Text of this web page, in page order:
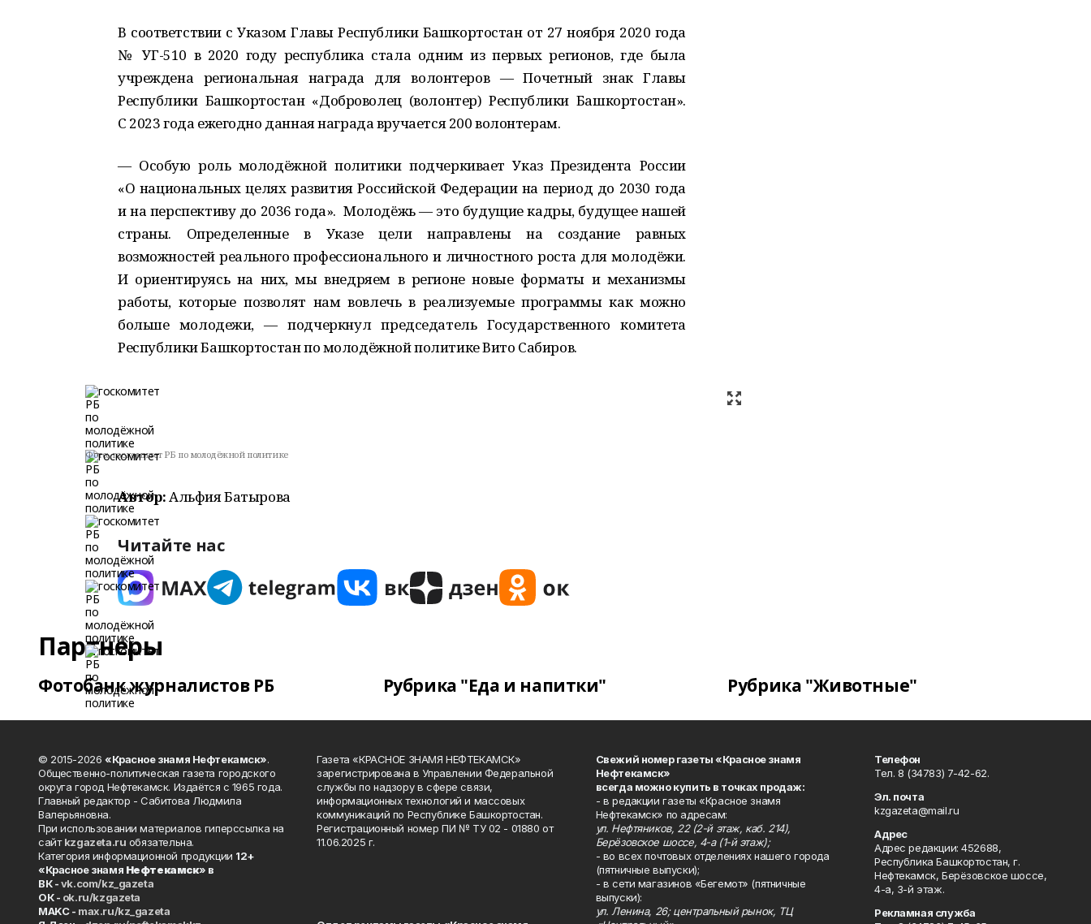
В соответствии с Указом Главы Республики Башкортостан от 27 ноября 2020 года
№ УГ-510 в 2020 году республика стала одним из первых регионов, где была
учреждена региональная награда для волонтеров — Почетный знак Главы
Республики Башкортостан «Доброволец (волонтер) Республики Башкортостан».
С 2023 года ежегодно данная награда вручается 200 волонтерам.
— Особую роль молодёжной политики подчеркивает Указ Президента России
«О национальных целях развития Российской Федерации на период до 2030 года
и на перспективу до 2036 года». Молодёжь — это будущие кадры, будущее нашей
страны. Определенные в Указе цели направлены на создание равных
возможностей реального профессионального и личностного роста для молодёжи.
И ориентируясь на них, мы внедряем в регионе новые форматы и механизмы
работы, которые позволят нам вовлечь в реализуемые программы как можно
больше молодежи, — подчеркнул председатель Государственного комитета
Республики Башкортостан по молодёжной политике Вито Сабиров.
Фото: госкомитет РБ по молодёжной политике
Автор:Альфия Батырова
Читайте нас
Партнеры
Фотобанк журналистов РБ Рубрика "Еда и напитки" Рубрика "Животные"
© 2015-2026 «Красное знамя Нефтекамск».
Общественно-политическая газета городского
округа город Нефтекамск. Издаётся с 1965 года.
Главный редактор - Сабитова Людмила
Валерьяновна.
При использовании материалов гиперссылка на
сайтkzgazeta.ru обязательна.
Категория информационной продукции 12+
«Красное знамя Нефтекамск» в
ВК -vk.com/kz_gazeta
ОК - ok.ru/kzgazeta
MAKC - max.ru/kz_gazeta
Газета «КРАСНОЕ ЗНАМЯ НЕФТЕКАМСК»
зарегистрирована в Управлении Федеральной
службы по надзору в сфере связи,
информационных технологий и массовых
коммуникаций по Республике Башкортостан.
Регистрационный номер ПИ № ТУ 02 - 01880 от
11.06.2025 г.
Свежий номер газеты «Красное знамя
Нефтекамск»
всегда можно купить в точках продаж:
- в редакции газеты «Красное знамя
Нефтекамск» по адресам:
ул. Нефтяников, 22 (2-й этаж, каб. 214),
Берёзовское шоссе, 4-а (1-й этаж);
- во всех почтовых отделениях нашего города
(пятничные выпуски);
- в сети магазинов «Бегемот» (пятничные
выпуски):
ул. Ленина, 26; центральный рынок, ТЦ
Телефон
Тел. 8 (34783) 7-42-62.
Эл. почта
kzgazeta@mail.ru
Адрес
Адрес редакции: 452688,
Республика Башкортостан, г.
Нефтекамск, Берёзовское шоссе,
4-а, 3-й этаж.
Рекламная служба